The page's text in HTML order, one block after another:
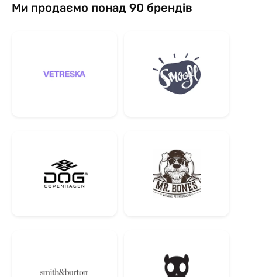
Ми продаємо понад 90 брендів